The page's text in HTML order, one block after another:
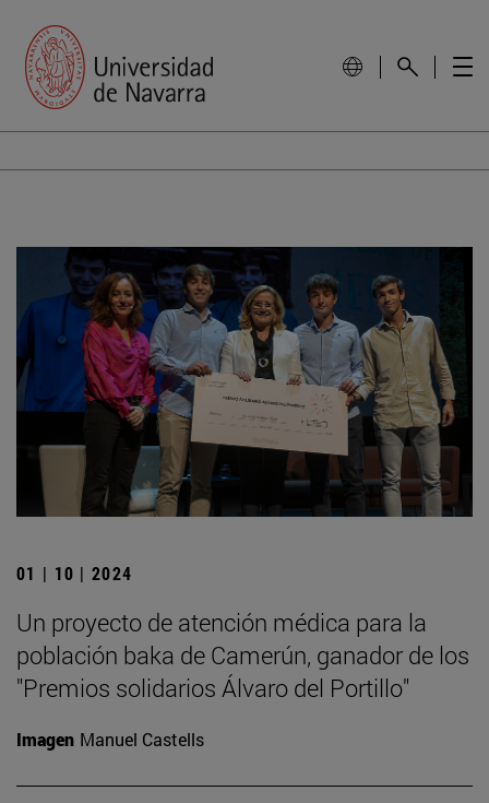
01 | 10 | 2024
Un proyecto de atención médica para la
población baka de Camerún, ganador de los
"Premios solidarios Álvaro del Portillo"
Imagen Manuel Castells